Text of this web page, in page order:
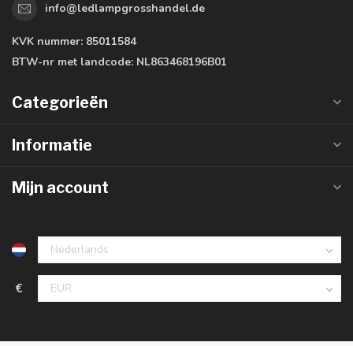
info@ledlampgrosshandel.de
KVK nummer: 85011584
BTW-nr met landcode: NL863468196B01
Categorieën
Informatie
Mijn account
€